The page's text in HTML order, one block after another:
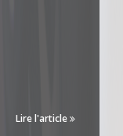
Lire l'article